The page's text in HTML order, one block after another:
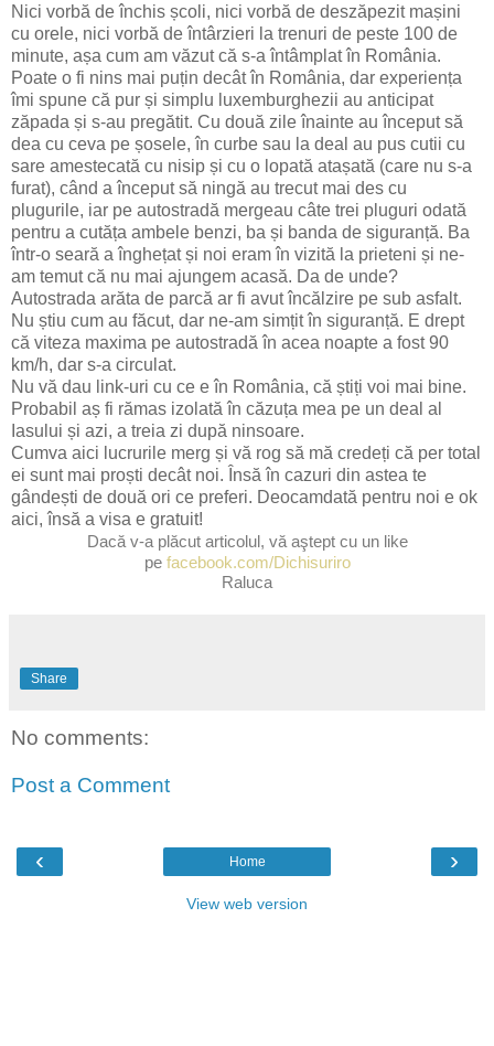
Nici vorbă de închis școli, nici vorbă de deszăpezit mașini
cu orele, nici vorbă de întârzieri la trenuri de peste 100 de
minute, așa cum am văzut că s-a întâmplat în România.
Poate o fi nins mai puțin decât în România, dar experiența
îmi spune că pur și simplu luxemburghezii au anticipat
zăpada și s-au pregătit. Cu două zile înainte au început să
dea cu ceva pe șosele, în curbe sau la deal au pus cutii cu
sare amestecată cu nisip și cu o lopată atașată (care nu s-a
furat), când a început să ningă au trecut mai des cu
plugurile, iar pe autostradă mergeau câte trei pluguri odată
pentru a cutăța ambele benzi, ba și banda de siguranță. Ba
într-o seară a înghețat și noi eram în vizită la prieteni și ne-
am temut că nu mai ajungem acasă. Da de unde?
Autostrada arăta de parcă ar fi avut încălzire pe sub asfalt.
Nu știu cum au făcut, dar ne-am simțit în siguranță. E drept
că viteza maxima pe autostradă în acea noapte a fost 90
km/h, dar s-a circulat.
Nu vă dau link-uri cu ce e în România, că știți voi mai bine.
Probabil aș fi rămas izolată în căzuța mea pe un deal al
Iasului și azi, a treia zi după ninsoare.
Cumva aici lucrurile merg și vă rog să mă credeți că per total
ei sunt mai proști decât noi. Însă în cazuri din astea te
gândești de două ori ce preferi. Deocamdată pentru noi e ok
aici, însă a visa e gratuit!
Dacă v-a plăcut articolul, vă aştept cu un like
pe facebook.com/Dichisuriro
Raluca
Share
No comments:
Post a Comment
‹ ›
Home
View web version